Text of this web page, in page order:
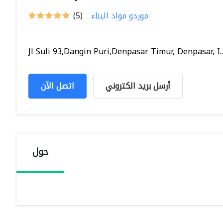
(5) موردو مواد البناء
Jl Suli 93,Dangin Puri,Denpasar Timur, Denpasar,
اتصل الآن أرسل بريد الكتروني
حول